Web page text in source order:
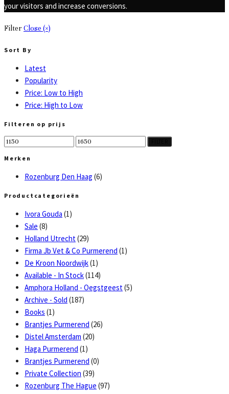
your visitors and increase conversions.
FilterClose (×)
Sort By
Latest
Popularity
Price: Low to High
Price: High to Low
Filteren op prijs
Min
Max
Merken
Rozenburg Den Haag (6)
Productcategorieën
Ivora Gouda (1)
Sale (8)
Holland Utrecht(29)
Firma Jb Vet & Co Purmerend (1)
De Kroon Noordwijk(1)
Available - In Stock(114)
Amphora Holland - Oegstgeest(5)
Archive - Sold (187)
Books (1)
Brantjes Purmerend (26)
Distel Amsterdam (20)
Haga Purmerend (1)
Brantjes Purmerend (0)
Private Collection (39)
Rozenburg The Hague (97)